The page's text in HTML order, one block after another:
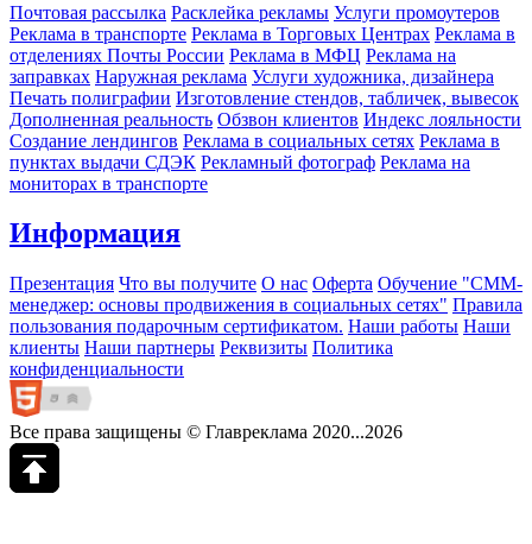
Почтовая рассылка Расклейка рекламы Услуги промоутеров
Реклама в транспорте Реклама в Торговых Центрах Реклама в
отделениях Почты России Реклама в МФЦ Реклама на
заправках Наружная реклама Услуги художника, дизайнера
Печать полиграфии Изготовление стендов, табличек, вывесок
Дополненная реальность Обзвон клиентов Индекс лояльности
Создание лендингов Реклама в социальных сетях Реклама в
пунктах выдачи СДЭК Рекламный фотограф Реклама на
мониторах в транспорте
Информация
Презентация Что вы получите О нас Оферта Обучение "СМM-
менеджер: основы продвижения в социальных сетях" Правила
пользования подарочным сертификатом. Наши работы Наши
клиенты Наши партнеры Реквизиты Политика
конфиденциальности
Все права защищены © Главреклама 2020...2026